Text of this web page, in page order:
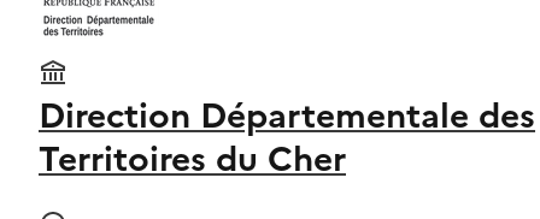
Direction Départementale des
Territoires du Cher